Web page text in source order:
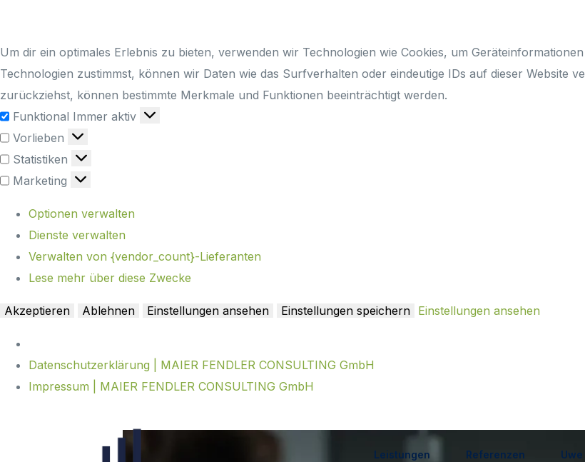
Um dir ein optimales Erlebnis zu bieten, verwenden wir Technologien wie Cookies, um
Technologien zustimmst, können wir Daten wie das Surfverhalten oder eindeutige IDs auf dieser Website
zurückziehst, können bestimmte Merkmale und Funktionen beeinträchtigt werden.
Funktional Immer aktiv
Vorlieben
Statistiken
Marketing
Optionen verwalten
Dienste verwalten
Verwalten von {vendor_count}-Lieferanten
Lese mehr über diese Zwecke
Akzeptieren Ablehnen Einstellungen ansehen Einstellungen speichern Einstellungen ansehen
Datenschutzerklärung | MAIER FENDLER CONSULTING GmbH
Impressum | MAIER FENDLER CONSULTING GmbH
Leistungen Referenzen